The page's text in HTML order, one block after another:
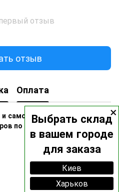
×
Выбрать склад
в вашем городе
для заказа
Киев
Харьков
отзыв
отзыв
Оплата
и самовывоза вы можете
по номерам: